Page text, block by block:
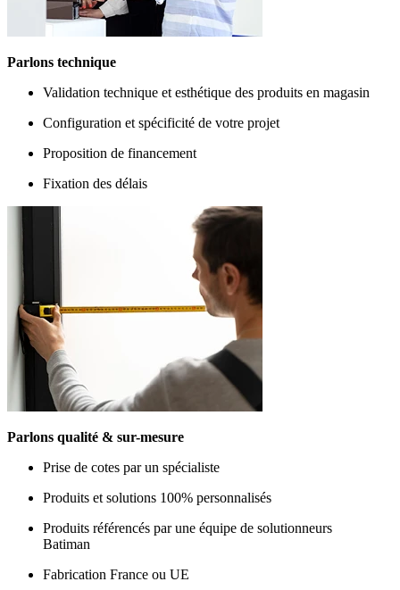
Parlons technique
Validation technique et esthétique des produits en magasin
Configuration et spécificité de votre projet
Proposition de financement
Fixation des délais
Parlons qualité & sur-mesure
Prise de cotes par un spécialiste
Produits et solutions 100% personnalisés
Produits référencés par une équipe de solutionneurs
Batiman
Fabrication France ou UE